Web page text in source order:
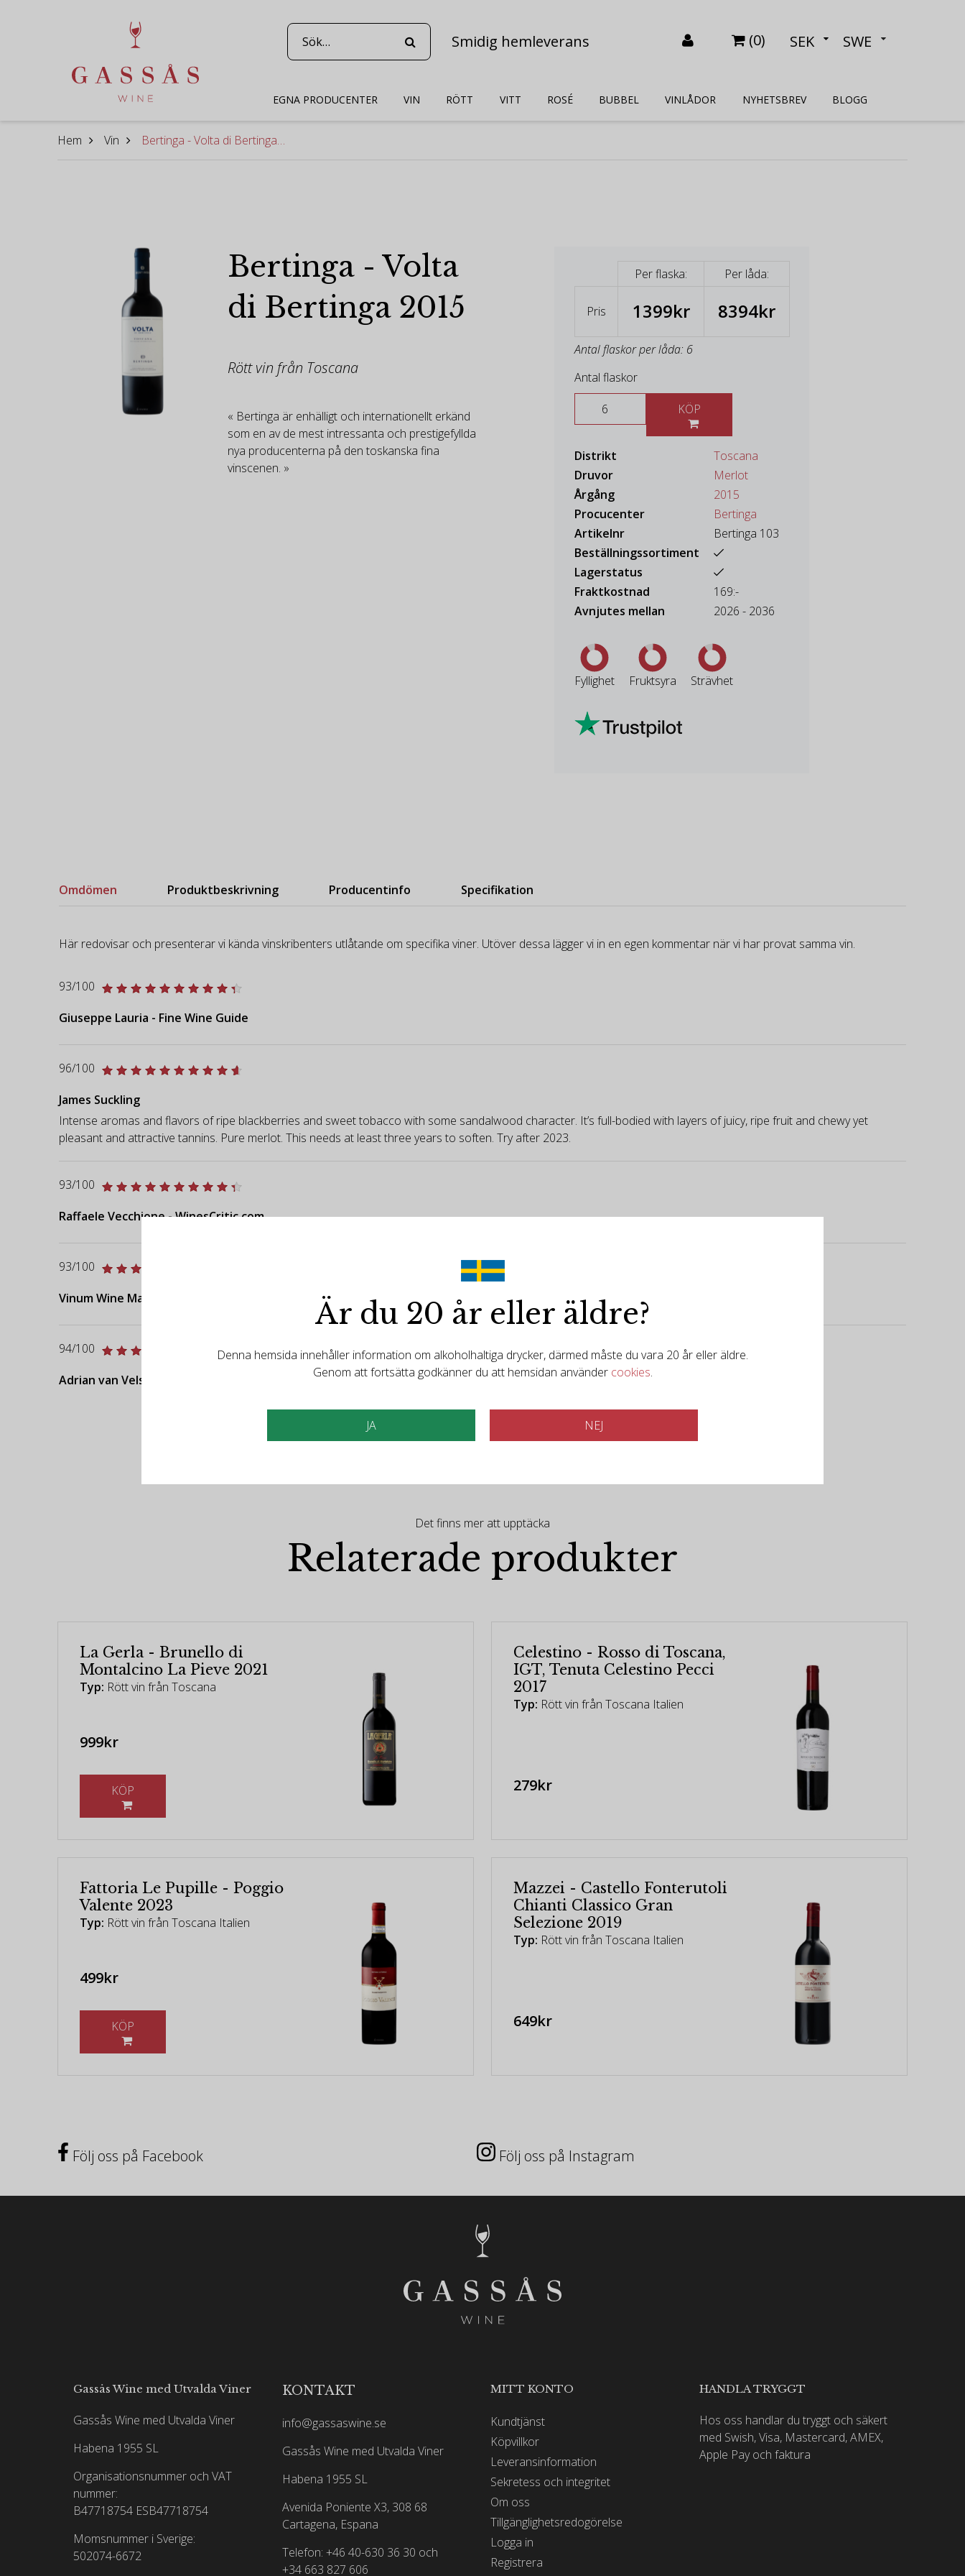
Smidig hemleverans (0) SEK SWE
EGNA PRODUCENTER VIN RÖTT VITT ROSÉ BUBBEL VINLÅDOR NYHETSBREV BLOGG
Hem Vin Bertinga - Volta di Bertinga 2015
Bertinga - Volta
di Bertinga 2015
Rött vin från Toscana
« Bertinga är enhälligt och internationellt erkänd
som en av de mest intressanta och prestigefyllda
nya producenterna på den toskanska fina
vinscenen. »
Per flaska: Per låda:
Pris 1399kr 8394kr
Antal flaskor per låda: 6
Antal flaskor
Distrikt
Toscana
Druvor
Merlot
Årgång
2015
Procucenter
Bertinga
Artikelnr
Bertinga 103
Beställningssortiment
Lagerstatus
Fraktkostnad
169:-
Avnjutes mellan
2026 - 2036
Fyllighet Fruktsyra Strävhet
Omdömen Produktbeskrivning Producentinfo Specifikation
Här redovisar och presenterar vi kända vinskribenters utlåtande om specifika viner. Utöver dessa lägger vi in en egen kommentar när vi har provat samma vin.
93/100
Giuseppe Lauria - Fine Wine Guide
96/100
James Suckling
Intense aromas and flavors of ripe blackberries and sweet tobacco with some sandalwood character. It’s full-bodied with layers of juicy, ripe fruit and chewy yet
pleasant and attractive tannins. Pure merlot. This needs at least three years to soften. Try after 2023.
93/100
Raffaele Vecchione - WinesCritic.com
93/100
Vinum Wine Magazine
94/100
Adrian van Velsen - vvWine.ch
Det finns mer att upptäcka
Relaterade produkter
La Gerla - Brunello di
Montalcino La Pieve 2021
Typ: Rött vin från Toscana
999kr
Celestino - Rosso di Toscana,
IGT, Tenuta Celestino Pecci
2017
Typ: Rött vin från Toscana Italien
279kr
Fattoria Le Pupille - Poggio
Valente 2023
Typ: Rött vin från Toscana Italien
499kr
Mazzei - Castello Fonterutoli
Chianti Classico Gran
Selezione 2019
Typ: Rött vin från Toscana Italien
649kr
Följ oss på Facebook Följ oss på Instagram
Gassås Wine med Utvalda Viner
Gassås Wine med Utvalda Viner
Habena 1955 SL
Organisationsnummer och VAT
nummer:
B47718754 ESB47718754
Momsnummer i Sverige:
502074-6672
KONTAKT
info@gassaswine.se
Gassås Wine med Utvalda Viner
Habena 1955 SL
Avenida Poniente X3, 308 68
Cartagena, Espana
Telefon: +46 40-630 36 30 och
+34 663 827 606
MITT KONTO
Kundtjänst
Köpvillkor
Leveransinformation
Sekretess och integritet
Om oss
Tillgänglighetsredogörelse
Logga in
Registrera
HANDLA TRYGGT
Hos oss handlar du tryggt och säkert
med Swish, Visa, Mastercard, AMEX,
Apple Pay och faktura
Är du 20 år eller äldre?
Denna hemsida innehåller information om alkoholhaltiga drycker, därmed måste du vara 20 år eller äldre.
Genom att fortsätta godkänner du att hemsidan använder cookies.
JA NEJ